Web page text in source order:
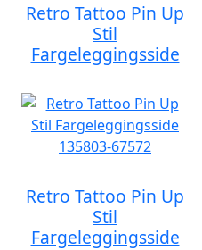
Retro Tattoo Pin Up
Stil
Fargeleggingsside
Retro Tattoo Pin Up
Stil
Fargeleggingsside